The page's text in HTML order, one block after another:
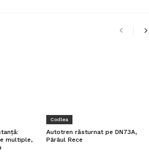
multiple,
Codlea
Autotren răsturnat pe DN73A,
Pârâul Rece